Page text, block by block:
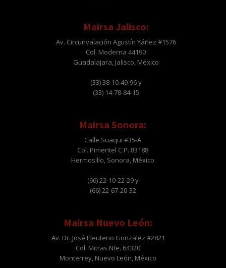
Mairsa Jalisco:
Av. Circunvalación Agustín Yáñez #1576
Col. Moderna 44190
Guadalajara, Jalisco, México
(33) 38-10-49-96 y
(33) 14-78-84-15
Mairsa Sonora:
Calle Suaqui #35-A
Col. Pimentel C.P. 83188
Hermosillo, Sonora, México
(66) 22-10-22-29 y
(66) 22-67-20-32
Mairsa Nuevo León:
Av. Dr. José Eleuterio Gonzalez #2821
Col. Mitras Nte. 64320
Monterrey, Nuevo León, México